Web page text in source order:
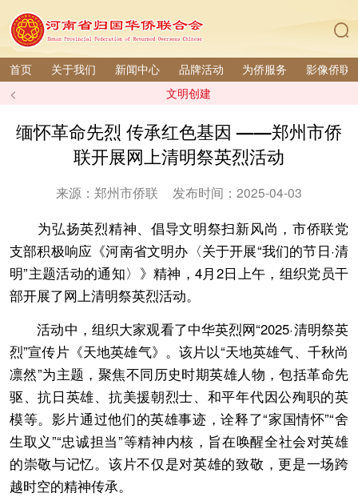
首页 关于我们 新闻中心 品牌活动 为侨服务 影像侨联
< 文明创建
缅怀革命先烈 传承红色基因 ——郑州市侨
联开展网上清明祭英烈活动
来源：郑州市侨联 发布时间：2025-04-03
为弘扬英烈精神、倡导文明祭扫新风尚，市侨联党
支部积极响应《河南省文明办〈关于开展“我们的节日·清
明”主题活动的通知〉》精神，4月2日上午，组织党员干
部开展了网上清明祭英烈活动。
活动中，组织大家观看了中华英烈网“2025·清明祭英
烈”宣传片《天地英雄气》。该片以“天地英雄气、千秋尚
凛然”为主题，聚焦不同历史时期英雄人物，包括革命先
驱、抗日英雄、抗美援朝烈士、和平年代因公殉职的英
模等。影片通过他们的英雄事迹，诠释了“家国情怀”“舍
生取义”“忠诚担当”等精神内核，旨在唤醒全社会对英雄
的崇敬与记忆。该片不仅是对英雄的致敬，更是一场跨
越时空的精神传承。